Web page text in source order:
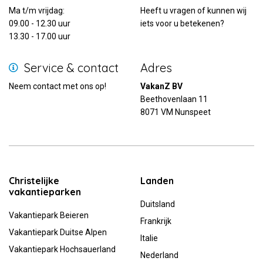
Ma t/m vrijdag:
09.00 - 12.30 uur
13.30 - 17.00 uur
Heeft u vragen of kunnen wij
iets voor u betekenen?
Service & contact
Neem contact met ons op!
Adres
VakanZ BV
Beethovenlaan 11
8071 VM Nunspeet
Christelijke
vakantieparken
Vakantiepark Beieren
Vakantiepark Duitse Alpen
Vakantiepark Hochsauerland
Landen
Duitsland
Frankrijk
Italie
Nederland